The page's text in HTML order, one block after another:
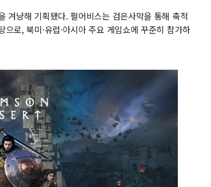
겨냥해 기획됐다. 펄어비스는 검은사막을 통해 축적
로, 북미·유럽·아시아 주요 게임쇼에 꾸준히 참가하